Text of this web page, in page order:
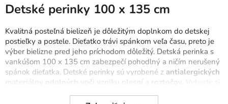
l
d
a
c
i
e
r
Detské perinky 100 x 135 cm
Kvalitná posteľná bielizeň je dôležitým doplnkom do detskej
postieľky a postele. Dieťatko trávi spánkom veľa času, preto je
výber bielizne pred jeho príchodom dôležitý. Detská perinka s
vankúšom 100 x 135 cm zabezpečí pohodlný a ničím nerušený
spánok dieťatka. Detské perinky sú vyrobené z antialergických
materiálov odolných voči vzniku plesní a roztočov.
Vyberte si